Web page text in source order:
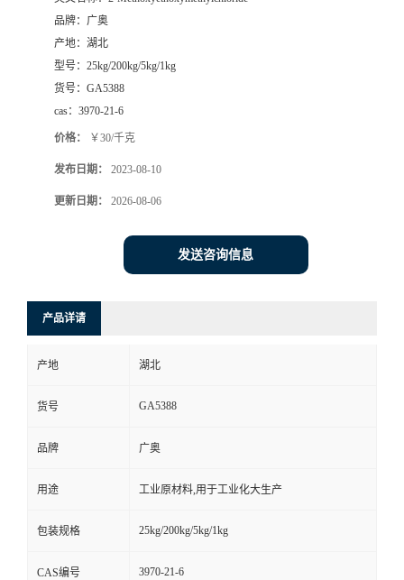
品牌： 广奥
产地： 湖北
型号： 25kg/200kg/5kg/1kg
货号： GA5388
cas： 3970-21-6
价格： ￥30/千克
发布日期： 2023-08-10
更新日期： 2026-08-06
发送咨询信息
产品详请
产地 湖北
货号 GA5388
品牌 广奥
用途 工业原材料,用于工业化大生产
包装规格 25kg/200kg/5kg/1kg
CAS编号 3970-21-6